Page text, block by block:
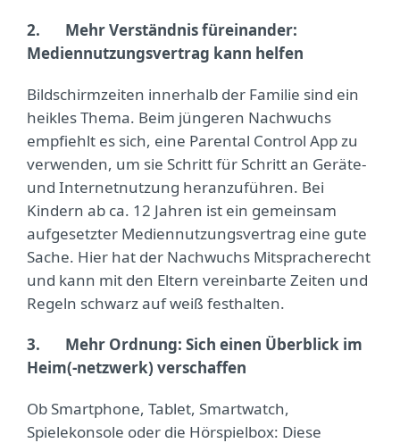
2. Mehr Verständnis füreinander:
Mediennutzungsvertrag kann helfen
Bildschirmzeiten innerhalb der Familie sind ein
heikles Thema. Beim jüngeren Nachwuchs
empfiehlt es sich, eine Parental Control App zu
verwenden, um sie Schritt für Schritt an Geräte-
und Internetnutzung heranzuführen. Bei
Kindern ab ca. 12 Jahren ist ein gemeinsam
aufgesetzter Mediennutzungsvertrag eine gute
Sache. Hier hat der Nachwuchs Mitspracherecht
und kann mit den Eltern vereinbarte Zeiten und
Regeln schwarz auf weiß festhalten.
3. Mehr Ordnung: Sich einen Überblick im
Heim(-netzwerk) verschaffen
Ob Smartphone, Tablet, Smartwatch,
Spielekonsole oder die Hörspielbox: Diese